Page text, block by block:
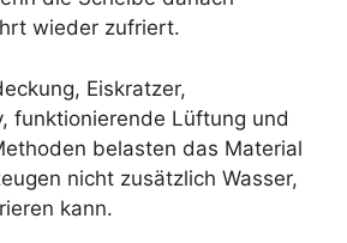
wieder zufriert.
Eiskratzer,
funktionierende Lüftung und
belasten das Material
nicht zusätzlich Wasser,
kann.